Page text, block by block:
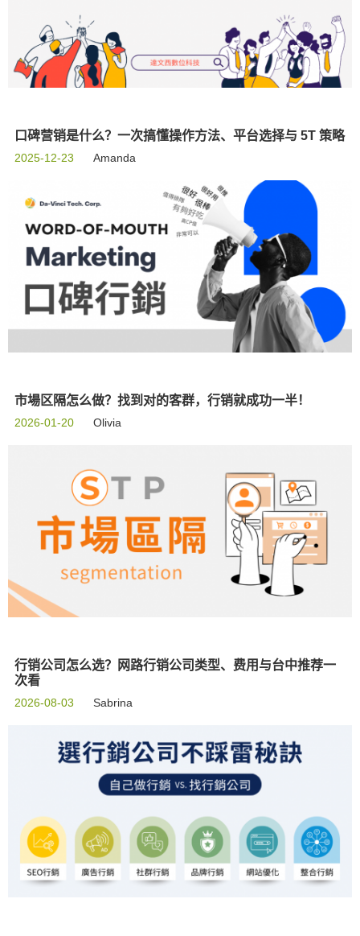
口碑营销是什么？一次搞懂操作方法、平台选择与 5T 策略
2025-12-23 Amanda
市場区隔怎么做？找到对的客群，行销就成功一半！
2026-01-20 Olivia
行销公司怎么选？网路行销公司类型、费用与台中推荐一
次看
2026-08-03 Sabrina